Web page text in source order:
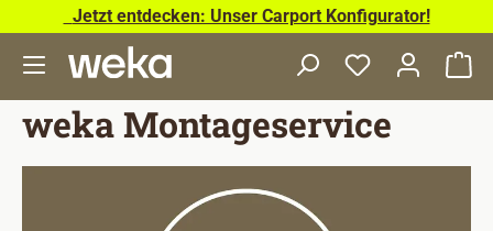
Zum Hauptinhalt springen
Jetzt entdecken: Unser Carport Konfigurator!
weka Montageservice